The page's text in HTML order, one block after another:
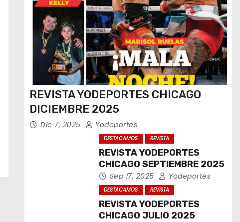
REVISTA YODEPORTES CHICAGO
DICIEMBRE 2025
Dic 7, 2025 Yodeportes
DESTACAMOS REVISTA
REVISTA YODEPORTES
CHICAGO SEPTIEMBRE 2025
Sep 17, 2025 Yodeportes
DESTACAMOS REVISTA
REVISTA YODEPORTES
CHICAGO JULIO 2025